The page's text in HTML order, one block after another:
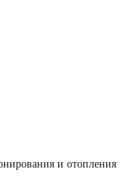
и отопления